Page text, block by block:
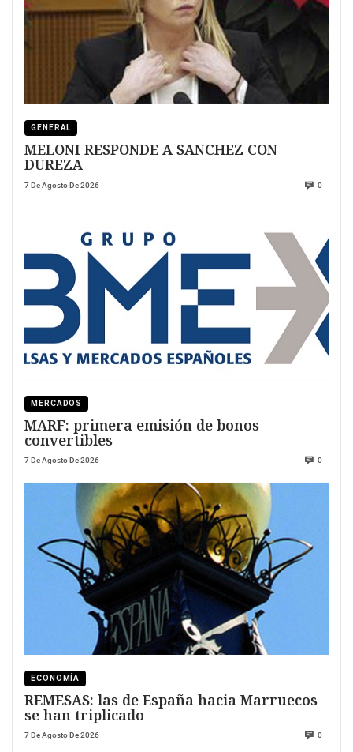
GENERAL
MELONI RESPONDE A SANCHEZ CON
DUREZA
7 De Agosto De 2026 0
MERCADOS
MARF: primera emisión de bonos
convertibles
7 De Agosto De 2026 0
ECONOMÍA
REMESAS: las de España hacia Marruecos
se han triplicado
7 De Agosto De 2026 0